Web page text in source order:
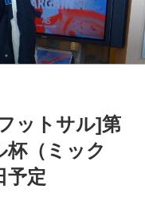
ットサル]第
（ミック
予定